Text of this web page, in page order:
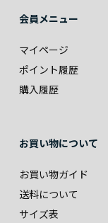
会員メニュー
マイページ
ポイント履歴
購入履歴
お買い物について
お買い物ガイド
送料について
サイズ表